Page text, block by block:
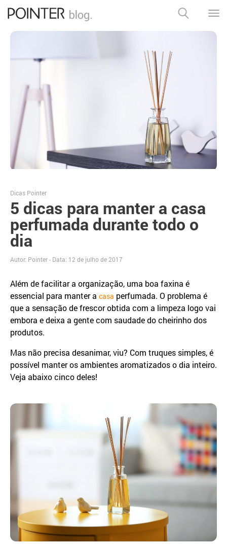
5 dicas para manter a casa
perfumada durante todo o
dia
Dicas Pointer
Autor: Pointer - Data: 12 de julho de 2017
Além de facilitar a organização, uma boa faxina é
essencial para manter a casa perfumada. O problema é
que a sensação de frescor obtida com a limpeza logo vai
embora e deixa a gente com saudade do cheirinho dos
produtos.
Mas não precisa desanimar, viu? Com truques simples, é
possível manter os ambientes aromatizados o dia inteiro.
Veja abaixo cinco deles!